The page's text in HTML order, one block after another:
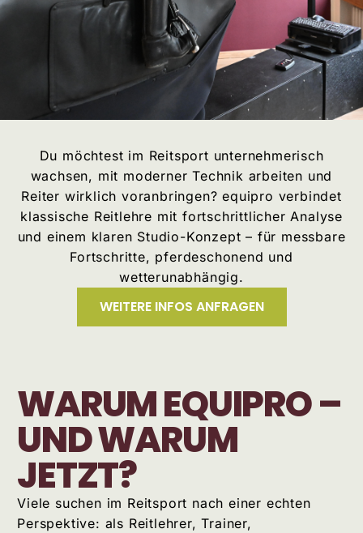
Du möchtest im Reitsport unternehmerisch
wachsen, mit moderner Technik arbeiten und
Reiter wirklich voranbringen? equipro verbindet
klassische Reitlehre mit fortschrittlicher Analyse
und einem klaren Studio-Konzept – für messbare
Fortschritte, pferdeschonend und
wetterunabhängig.
WEITERE INFOS ANFRAGEN
WARUM EQUIPRO –
UND WARUM
JETZT?
Viele suchen im Reitsport nach einer echten
Perspektive: als Reitlehrer, Trainer,